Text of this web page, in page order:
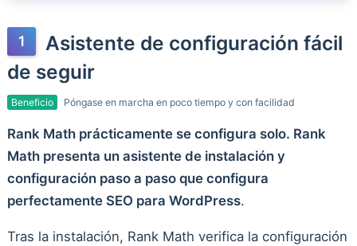
Asistente de configuración fácil
de seguir
Beneficio Póngase en marcha en poco tiempo y con facilidad
Rank Math prácticamente se configura solo. Rank
Math presenta un asistente de instalación y
configuración paso a paso que configura
perfectamente SEO para WordPress.
Tras la instalación, Rank Math verifica la configuración